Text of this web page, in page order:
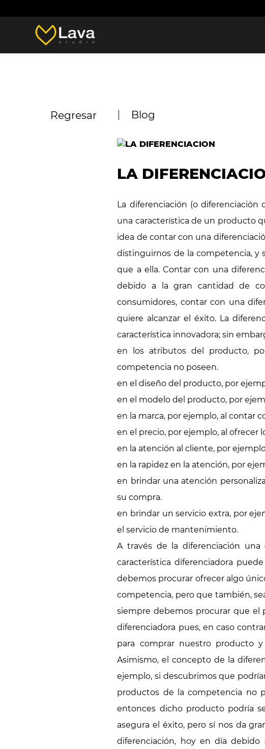
Regresar Blog
LA
La diferenciación (o
una característica de un producto
idea de contar con una
distinguirnos de la competencia, y
que a ella. Contar con una
debido a la gran cantidad de
consumidores, contar con una
quiere alcanzar el éxito. La
característica innovadora; sin
en los atributos del producto,
competencia no poseen.
en el diseño del producto, por
en el modelo del producto, por
en la marca, por ejemplo, al contar
en el precio, por ejemplo, al ofrecer
en la atención al cliente, por
en la rapidez en la atención, por
en brindar una atención
su compra.
en brindar un servicio extra, por
el servicio de mantenimiento.
A través de la diferenciación una
característica diferenciadora
debemos procurar ofrecer algo
competencia, pero que también,
siempre debemos procurar que el
diferenciadora pues, en caso
para comprar nuestro producto
Asimismo, el concepto de la
ejemplo, si descubrimos que
productos de la competencia no
entonces dicho producto podría
asegura el éxito, pero sí nos da
diferenciación, hoy en día